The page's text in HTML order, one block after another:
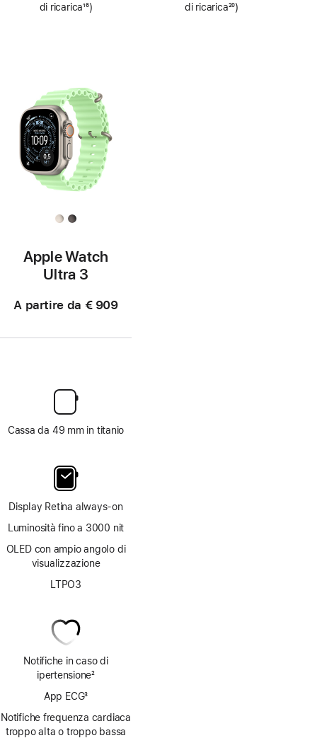
di ricarica16)
di ricarica20)
Apple Watch
Ultra 3
A partire da € 909
Cassa da 49 mm in titanio
Display Retina always‑on
Luminosità fino a 3000 nit
OLED con ampio angolo di
visualizzazione
LTPO3
Notifiche in caso di
ipertensione2
App ECG3
Notifiche frequenza cardiaca
troppo alta o troppo bassa